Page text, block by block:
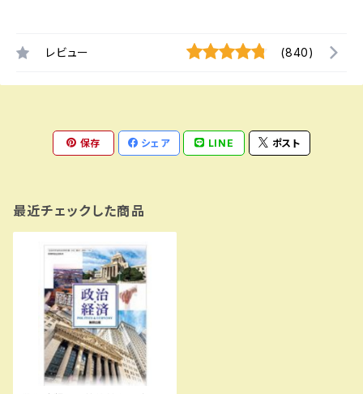
レビュー (840)
保存 シェア LINE ポスト
最近チェックした商品